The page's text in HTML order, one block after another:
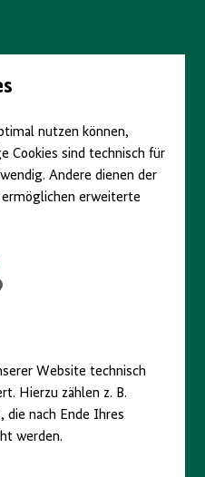
nutzen können,
Cookies sind technisch für
Andere dienen der
erweiterte
Website technisch
Hierzu zählen z. B.
die nach Ende Ihres
werden.